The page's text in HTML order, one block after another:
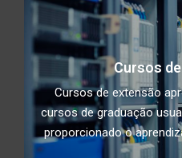
Cursos
Cursos de extensão
cursos de graduação
proporcionado o